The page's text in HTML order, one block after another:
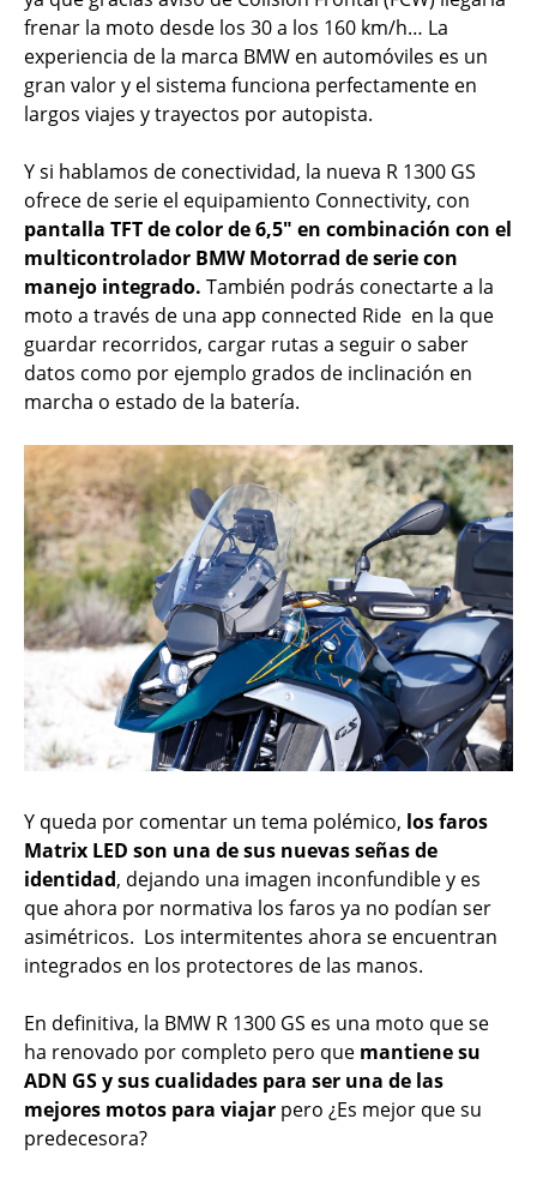
frenar la moto desde los 30 a los 160 km/h… La
experiencia de la marca BMW en automóviles es un
gran valor y el sistema funciona perfectamente en
largos viajes y trayectos por autopista.
Y si hablamos de conectividad, la nueva R 1300 GS
ofrece de serie el equipamiento Connectivity, con
pantalla TFT de color de 6,5" en combinación con el
multicontrolador BMW Motorrad de serie con
manejo integrado. También podrás conectarte a la
moto a través de una app connected Ride en la que
guardar recorridos, cargar rutas a seguir o saber
datos como por ejemplo grados de inclinación en
marcha o estado de la batería.
Y queda por comentar un tema polémico, los faros
Matrix LED son una de sus nuevas señas de
identidad, dejando una imagen inconfundible y es
que ahora por normativa los faros ya no podían ser
asimétricos. Los intermitentes ahora se encuentran
integrados en los protectores de las manos.
En definitiva, la BMW R 1300 GS es una moto que se
ha renovado por completo pero que mantiene su
ADN GS y sus cualidades para ser una de las
mejores motos para viajar pero ¿Es mejor que su
predecesora?